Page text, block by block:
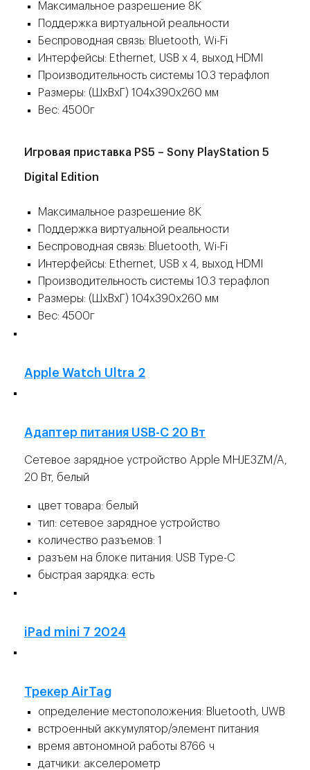
Максимальное разрешение 8K
Поддержка виртуальной реальности
Беспроводная связь: Bluetooth, Wi-Fi
Интерфейсы: Ethernet, USB x 4, выход HDMI
Производительность системы 10.3 терафлоп
Размеры: (ШxВxГ) 104x390x260 мм
Вес: 4500г
Игровая приставка PS5 – Sony PlayStation 5
Digital Edition
Максимальное разрешение 8K
Поддержка виртуальной реальности
Беспроводная связь: Bluetooth, Wi-Fi
Интерфейсы: Ethernet, USB x 4, выход HDMI
Производительность системы 10.3 терафлоп
Размеры: (ШxВxГ) 104x390x260 мм
Вес: 4500г
Apple Watch Ultra 2
Адаптер питания USB-C 20 Вт
Сетевое зарядное устройство Apple MHJE3ZM/A,
20 Вт, белый
цвет товара: белый
тип: сетевое зарядное устройство
количество разъемов: 1
разъем на блоке питания: USB Type-C
быстрая зарядка: есть
iPad mini 7 2024
Трекер AirTag
определение местоположения: Bluetooth, UWB
встроенный аккумулятор/элемент питания
время автономной работы 8766 ч
датчики: акселерометр